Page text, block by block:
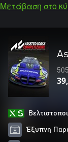
Μετάβαση στο
Έξυπνη